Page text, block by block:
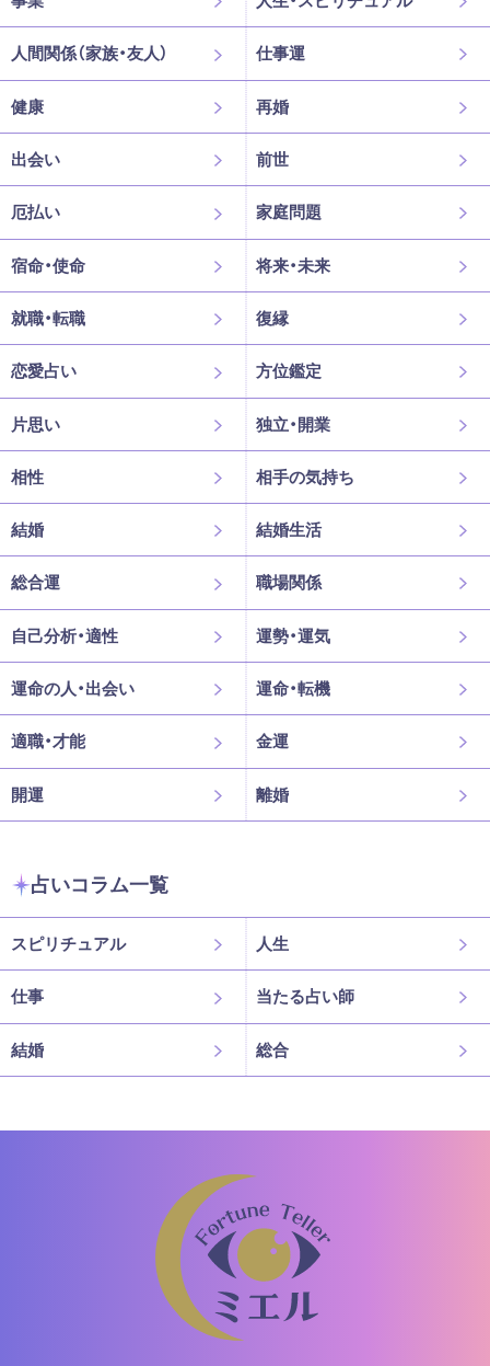
人間関係（家族・友人） 仕事運
健康 再婚
出会い 前世
厄払い 家庭問題
宿命・使命 将来・未来
就職・転職 復縁
恋愛占い 方位鑑定
片思い 独立・開業
相性 相手の気持ち
結婚 結婚生活
総合運 職場関係
自己分析・適性 運勢・運気
運命の人・出会い 運命・転機
適職・才能 金運
開運 離婚
占いコラム一覧
スピリチュアル 人生
仕事 当たる占い師
結婚 総合